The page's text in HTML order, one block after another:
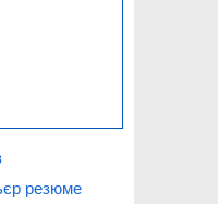
резюме